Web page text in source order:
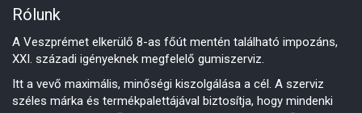
Rólunk
A Veszprémet elkerülő 8-as főút mentén található impozáns,
XXI. századi igényeknek megfelelő gumiszerviz.
Itt a vevő maximális, minőségi kiszolgálása a cél. A szerviz
széles márka és termékpalettájával biztosítja, hogy mindenki